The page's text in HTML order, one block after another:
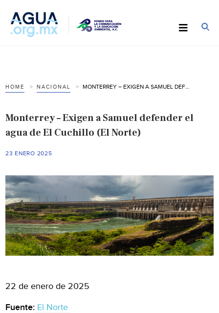
HOME NACIONAL
Monterrey – Exigen a Samuel defender el
agua de El Cuchillo (El Norte)
23 ENERO 2025
22 de enero de 2025
Fuente: El Norte